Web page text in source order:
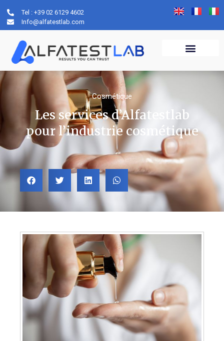
Tel : +39 02 6129 4602
Info@alfatestlab.com
Cosmétique
Les services d’Alfatestlab
pour l’industrie cosmétique